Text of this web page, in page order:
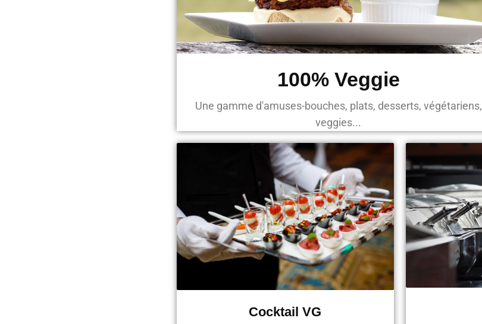
100% Veggie
Une gamme d'amuses-bouches, plats, desserts, végétariens,
veggies...
Cocktail VG